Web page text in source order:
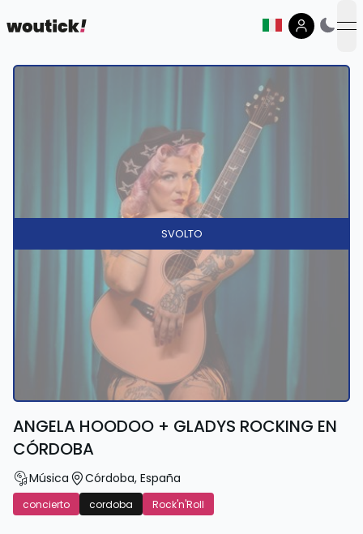
SVOLTO
ANGELA HOODOO + GLADYS ROCKING EN
CÓRDOBA
Música Córdoba, España
concierto cordoba Rock'n'Roll